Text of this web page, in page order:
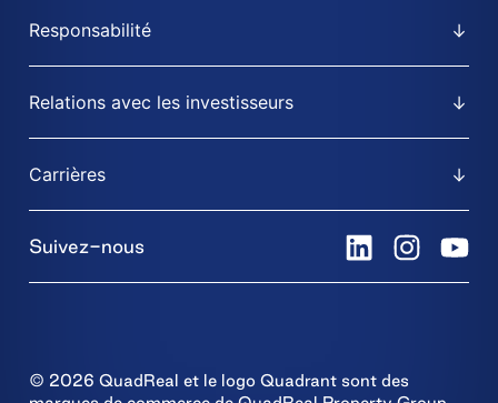
Responsabilité
Relations avec les investisseurs
Carrières
Suivez-nous
© 2026 QuadReal et le logo Quadrant sont des